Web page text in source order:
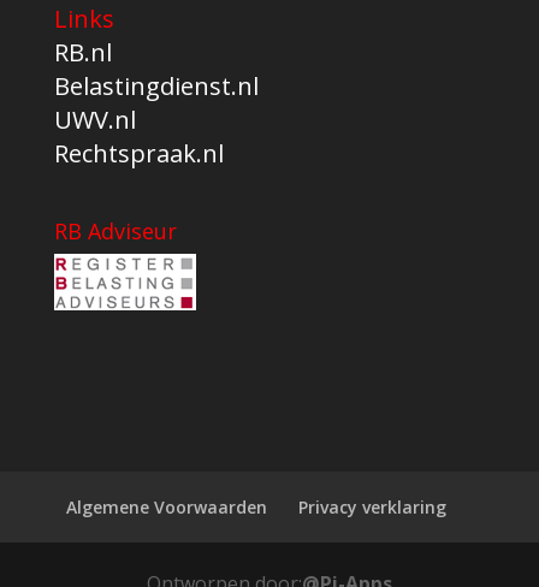
Links
RB.nl
Belastingdienst.nl
UWV.nl
Rechtspraak.nl
RB Adviseur
Algemene Voorwaarden Privacy verklaring